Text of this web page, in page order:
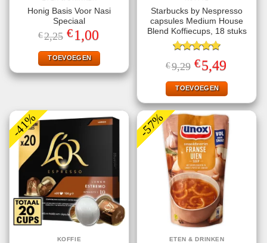
Honig Basis Voor Nasi
Speciaal
€2,25 Oorspronkelijke
prijs
was:
€2,25.
€1,00
is:
€1,00.
TOEVOEGEN
Starbucks by Nespresso
capsules Medium House
Blend Koffiecups, 18 stuks
Gewaardeerd
5.00uit 5
€9,29 Oorspronkelijke
prijs
was:
€9,29.
€5,49
is:
€5,49.
TOEVOEGEN
-41%
KOFFIE
-57%
ETEN & DRINKEN